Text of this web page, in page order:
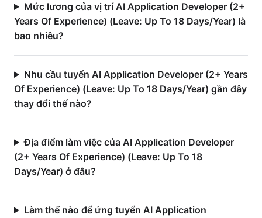
Mức lương của vị trí AI Application Developer (2+
Years Of Experience) (Leave: Up To 18 Days/Year) là
bao nhiêu?
Nhu cầu tuyển AI Application Developer (2+ Years
Of Experience) (Leave: Up To 18 Days/Year) gần đây
thay đổi thế nào?
Địa điểm làm việc của AI Application Developer
(2+ Years Of Experience) (Leave: Up To 18
Days/Year) ở đâu?
Làm thế nào để ứng tuyển AI Application